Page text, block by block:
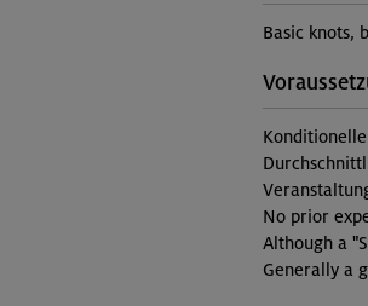
Basic knots,
No prior
Although a
Generally a